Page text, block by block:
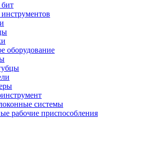
оборудование
системы
рабочие приспособления